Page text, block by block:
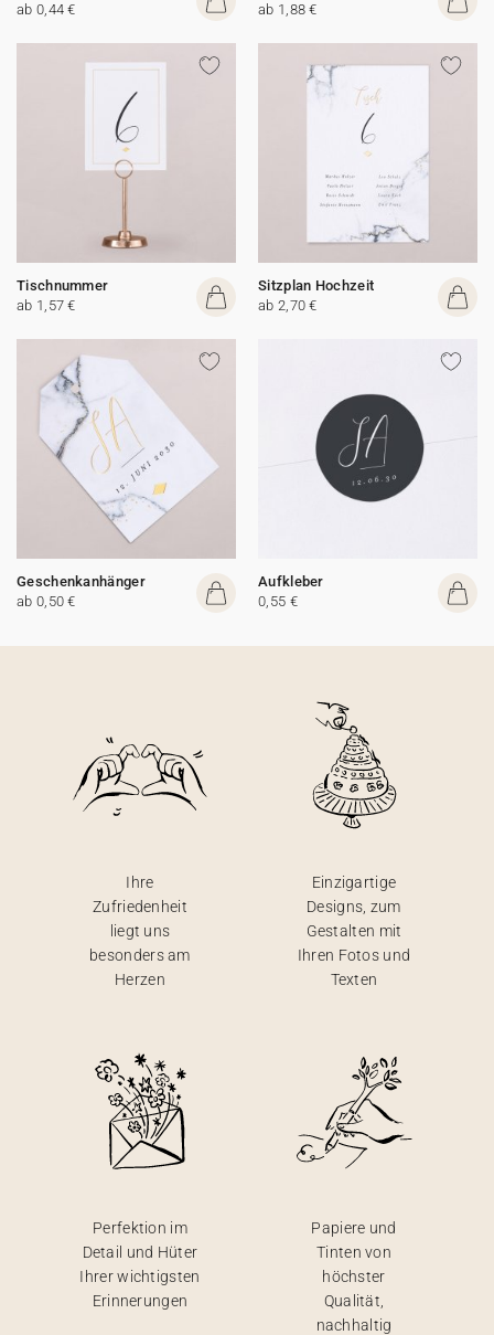
ab 0,44 €
ab 1,88 €
Tischnummer
ab 1,57 €
Sitzplan Hochzeit
ab 2,70 €
Geschenkanhänger
ab 0,50 €
Aufkleber
0,55 €
Ihre
Zufriedenheit
liegt uns
besonders am
Herzen
Einzigartige
Designs, zum
Gestalten mit
Ihren Fotos und
Texten
Perfektion im
Detail und Hüter
Ihrer wichtigsten
Erinnerungen
Papiere und
Tinten von
höchster
Qualität,
nachhaltig